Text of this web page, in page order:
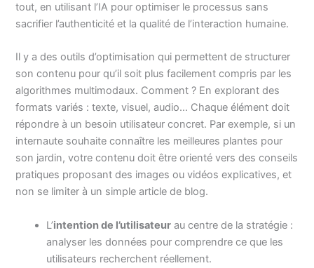
tout, en utilisant l’IA pour optimiser le processus sans
sacrifier l’authenticité et la qualité de l’interaction humaine.
Il y a des outils d’optimisation qui permettent de structurer
son contenu pour qu’il soit plus facilement compris par les
algorithmes multimodaux. Comment ? En explorant des
formats variés : texte, visuel, audio… Chaque élément doit
répondre à un besoin utilisateur concret. Par exemple, si un
internaute souhaite connaître les meilleures plantes pour
son jardin, votre contenu doit être orienté vers des conseils
pratiques proposant des images ou vidéos explicatives, et
non se limiter à un simple article de blog.
L’intention de l’utilisateur au centre de la stratégie :
analyser les données pour comprendre ce que les
utilisateurs recherchent réellement.